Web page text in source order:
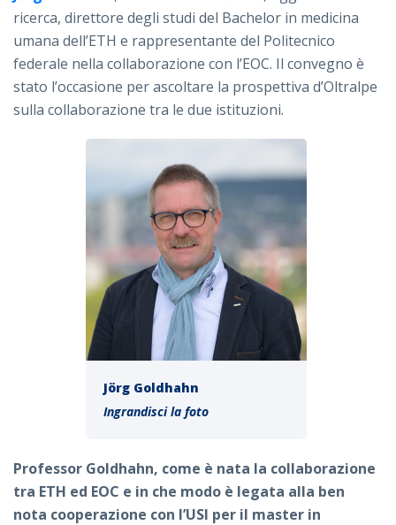
ricerca, direttore degli studi del Bachelor in medicina
umana dell’ETH e rappresentante del Politecnico
federale nella collaborazione con l’EOC. Il convegno è
stato l’occasione per ascoltare la prospettiva d’Oltralpe
sulla collaborazione tra le due istituzioni.
Jörg Goldhahn
Ingrandisci la foto
Professor Goldhahn, come è nata la collaborazione
tra ETH ed EOC e in che modo è legata alla ben
nota cooperazione con l’USI per il master in